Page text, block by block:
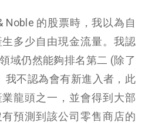
Noble 的股票時，我以為自
多少自由現金流量。我認
域仍然能夠排名第二 (除了
我不認為會有新進入者，此
龍頭之一，並會得到大部
預測到該公司零售商店的